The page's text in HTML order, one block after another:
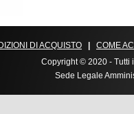
DI ACQUISTO
COME
Copyright © 2020 - Tutti
Sede Legale